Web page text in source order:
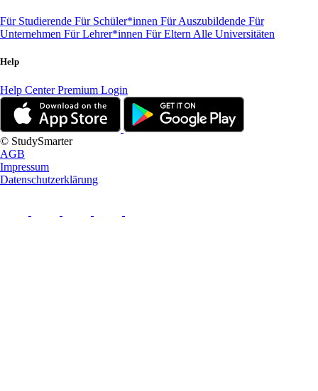
Für Studierende Für Schüler*innen Für Auszubildende Für
Unternehmen Für Lehrer*innen Für Eltern Alle Universitäten
Help
Help CenterPremium Login
© StudySmarter
AGB
Impressum
Datenschutzerklärung